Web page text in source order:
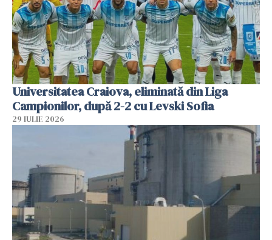
Universitatea Craiova, eliminată din Liga
Campionilor, după 2-2 cu Levski Sofia
29 IULIE 2026